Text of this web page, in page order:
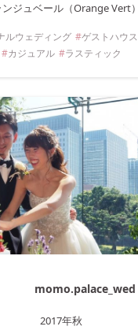
ジュベール（Orange Vert）
ルウェディング ゲストハウス
カジュアル
ラスティック
momo.palace_wed
2017年秋